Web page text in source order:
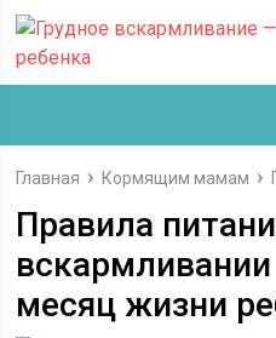
Главная Кормящим мамам
Правила
месяц жизни